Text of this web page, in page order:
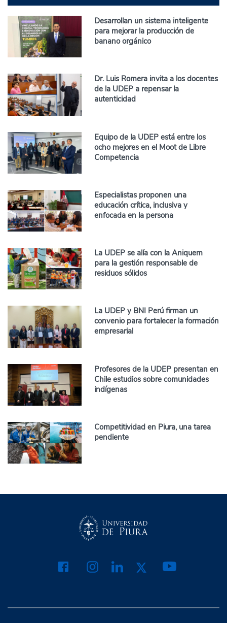
Desarrollan un sistema inteligente
para mejorar la producción de
banano orgánico
Dr. Luis Romera invita a los docentes
de la UDEP a repensar la
autenticidad
Equipo de la UDEP está entre los
ocho mejores en el Moot de Libre
Competencia
Especialistas proponen una
educación crítica, inclusiva y
enfocada en la persona
La UDEP se alía con la Aniquem
para la gestión responsable de
residuos sólidos
La UDEP y BNI Perú firman un
convenio para fortalecer la formación
empresarial
Profesores de la UDEP presentan en
Chile estudios sobre comunidades
indígenas
Competitividad en Piura, una tarea
pendiente